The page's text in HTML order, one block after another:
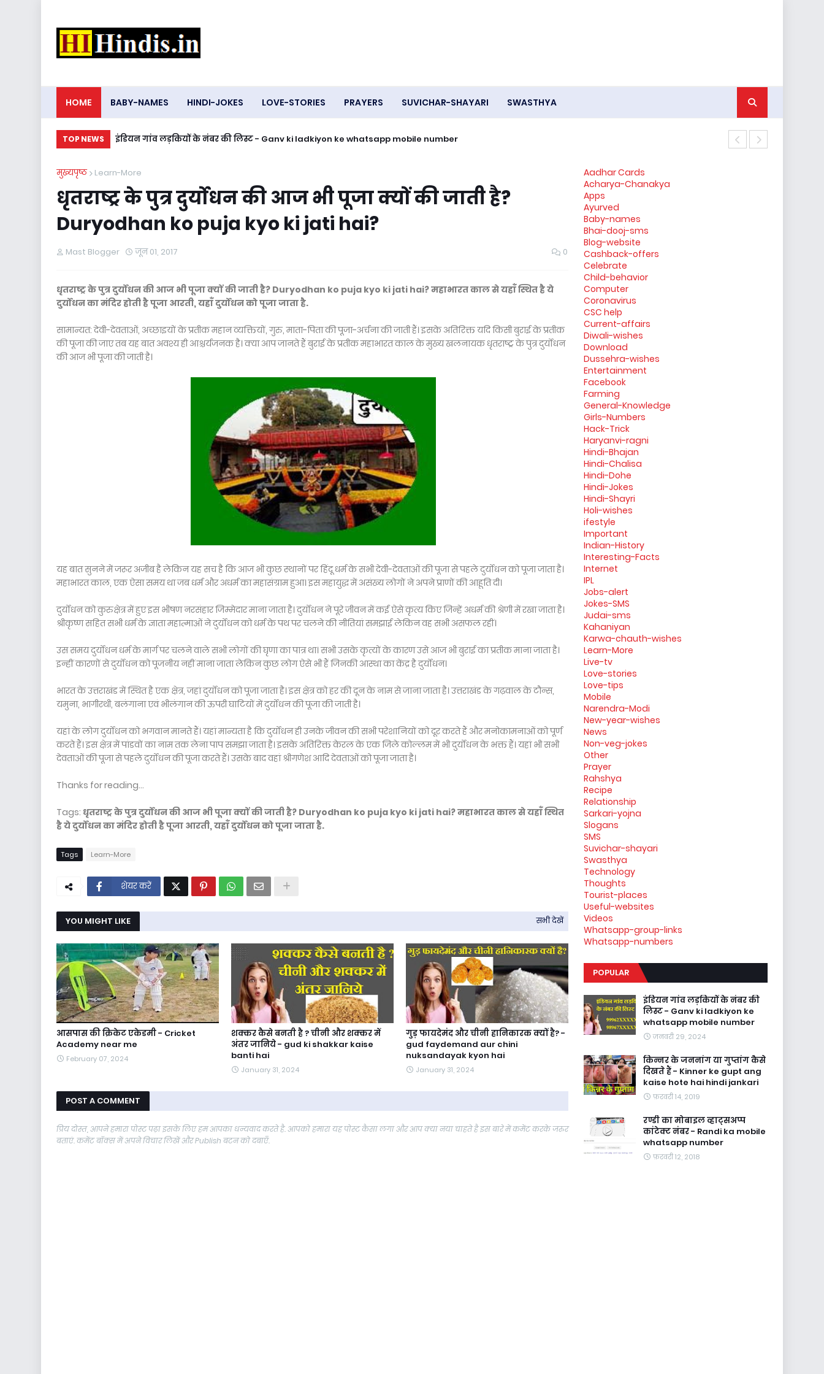
HOME BABY-NAMES HINDI-JOKES LOVE-STORIES PRAYERS SUVICHAR-SHAYARI SWASTHYA
TOP NEWS इंडियन गांव लड़कियों के नंबर की लिस्ट - Ganv ki ladkiyon ke whatsapp mobile number
मुख्यपृष्ठ Learn-More
धृतराष्ट्र के पुत्र दुर्योधन की आज भी पूजा क्यों की जाती है?
Duryodhan ko puja kyo ki jati hai?
Mast Blogger जून 01, 2017 0
धृतराष्ट्र के पुत्र दुर्योधन की आज भी पूजा क्यों की जाती है? Duryodhan ko puja kyo ki jati hai? महाभारत काल से यहाँ स्थित है ये
दुर्योधन का मंदिर होती है पूजा आरती, यहाँदुर्योधन को पूजा जाता है.
सामान्यत: देवी-देवताओं, अच्छाइयों के प्रतीक महान व्यक्तियों, गुरु, माता-पिता की पूजा-अर्चना की जाती हैं। इसके अतिरिक्त यदि किसी बुराई के प्रतीक
की पूजा की जाए तब यह बात अवश्य ही आश्चर्यजनक है। क्या आप जानते हैं बुराई के प्रतीक महाभारत काल के मुख्य खलनायक धृतराष्ट्र के पुत्र दुर्योधन
की आज भी पूजा की जाती है।
यह बात सुनने में जरूर अजीब है लेकिन यह सच है कि आज भी कुछ स्थानों पर हिंदू धर्म के सभी देवी-देवताओं की पूजा से पहले दुर्योधन को पूजा जाता है।
महाभारत काल, एक ऐसा समय था जब धर्म और अधर्म का महासंग्राम हुआ। इस महायुद्ध में असंख्य लोगों ने अपने प्राणों की आहूति दी।
दुर्योधन को कुरुक्षेत्र में हुए इस भीषण नरसंहार जिम्मेदार माना जाता है। दुर्योधन ने पूरे जीवन में कई ऐसे कृत्य किए जिन्हें अधर्म की श्रेणी में रखा जाता है।
श्रीकृष्ण सहित सभी धर्म के ज्ञाता महात्माओं ने दुर्योधन को धर्म के पथ पर चलने की नीतियां समझाई लेकिन वह सभी असफल रहीं।
उस समय दुर्योधन धर्म के मार्ग पर चलने वाले सभी लोगों की घृणा का पात्र था। सभी उसके कृत्यों के कारण उसे आज भी बुराई का प्रतीक माना जाता है।
इन्हीं कारणों से दुर्योधन को पूजनीय नहीं माना जाता लेकिन कुछ लोग ऐसे भी हैं जिनकी आस्था का केंद्र है दुर्योधन।
भारत के उत्तराखंड में स्थित है एक क्षेत्र, जहां दुर्योधन को पूजा जाता है। इस क्षेत्र को हर की दून के नाम से जाना जाता है। उत्तराखंड के गढ़वाल के टौन्स,
यमुना, भागीरथी, बलंगाना एवं भीलंगान की ऊपरी घाटियों में दुर्योधन की पूजा की जाती है।
यहां के लोग दुर्योधन को भगवान मानते हैं। यहां मान्यता है कि दुर्योधन ही उनके जीवन की सभी परेशानियों को दूर करते हैं और मनोकामनाओं को पूर्ण
करते हैं। इस क्षेत्र में पांडवों का नाम तक लेना पाप समझा जाता है। इसके अतिरिक्त केरल के एक जिले कोल्लम में भी दुर्योधन के भक्त हैं। यहां भी सभी
देवताओं की पूजा से पहले दुर्योधन की पूजा करते हैं। उसके बाद वहां श्रीगणेश आदि देवताओं को पूजा जाता है।
Thanks for reading...
Tags: धृतराष्ट्र के पुत्र दुर्योधन की आज भी पूजा क्यों की जाती है? Duryodhan ko puja kyo ki jati hai? महाभारत काल से यहाँ स्थित
है ये दुर्योधन का मंदिर होती है पूजा आरती, यहाँदुर्योधन को पूजा जाता है.
Tags Learn-More
शेयर करें
YOU MIGHT LIKE सभी देखें
आसपास की क्रिकेट एकेडमी - Cricket
Academy near me
February 07, 2024
शक्कर कैसे बनती है ? चीनी और शक्कर में
अंतर जानिये - gud ki shakkar kaise
banti hai
January 31, 2024
गुड़ फायदेमंद और चीनी हानिकारक क्यों है? -
gud faydemand aur chini
nuksandayak kyon hai
January 31, 2024
POST A COMMENT
प्रिय दोस्त, आपने हमारा पोस्ट पढ़ा इसके लिए हम आपका धन्यवाद करते है. आपको हमारा यह पोस्ट कैसा लगा और आप क्या नया चाहते है इस बारे में कमेंट करके जरुर
बताएं. कमेंट बॉक्स में अपने विचार लिखें और Publish बटन को दबाएँ.
Aadhar Cards
Acharya-Chanakya
Apps
Ayurved
Baby-names
Bhai-dooj-sms
Blog-website
Cashback-offers
Celebrate
Child-behavior
Computer
Coronavirus
CSC help
Current-affairs
Diwali-wishes
Download
Dussehra-wishes
Entertainment
Facebook
Farming
General-Knowledge
Girls-Numbers
Hack-Trick
Haryanvi-ragni
Hindi-Bhajan
Hindi-Chalisa
Hindi-Dohe
Hindi-Jokes
Hindi-Shayri
Holi-wishes
ifestyle
Important
Indian-History
Interesting-Facts
Internet
IPL
Jobs-alert
Jokes-SMS
Judai-sms
Kahaniyan
Karwa-chauth-wishes
Learn-More
Live-tv
Love-stories
Love-tips
Mobile
Narendra-Modi
New-year-wishes
News
Non-veg-jokes
Other
Prayer
Rahshya
Recipe
Relationship
Sarkari-yojna
Slogans
SMS
Suvichar-shayari
Swasthya
Technology
Thoughts
Tourist-places
Useful-websites
Videos
Whatsapp-group-links
Whatsapp-numbers
POPULAR
इंडियन गांव लड़कियों के नंबर की
लिस्ट - Ganv ki ladkiyon ke
whatsapp mobile number
जनवरी 29, 2024
किन्नर के जननांग या गुप्तांग कैसे
दिखते हैं - Kinner ke gupt ang
kaise hote hai hindi jankari
फ़रवरी 14, 2019
रण्डी का मोबाइल व्हाट्सअप्प
कांटेक्ट नंबर - Randi ka mobile
whatsapp number
फ़रवरी 12, 2018